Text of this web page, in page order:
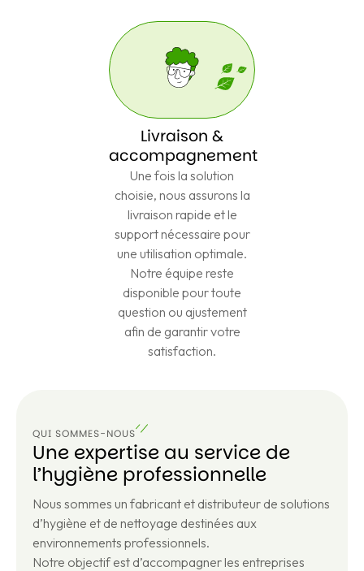
Livraison &
accompagnement
Une fois la solution
choisie, nous assurons la
livraison rapide et le
support nécessaire pour
une utilisation optimale.
Notre équipe reste
disponible pour toute
question ou ajustement
afin de garantir votre
satisfaction.
QUI SOMMES-NOUS
Une expertise au service de
l’hygiène professionnelle
Nous sommes un fabricant et distributeur de solutions
d’hygiène et de nettoyage destinées aux
environnements professionnels.
Notre objectif est d’accompagner les entreprises